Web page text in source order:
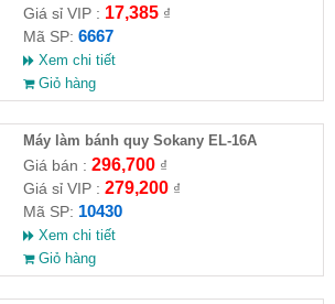
Giá sỉ VIP : 17,385₫
Mã SP: 6667
Xem chi tiết
Giỏ hàng
Máy làm bánh quy Sokany EL-16A
Giá bán : 296,700₫
Giá sỉ VIP : 279,200₫
Mã SP: 10430
Xem chi tiết
Giỏ hàng